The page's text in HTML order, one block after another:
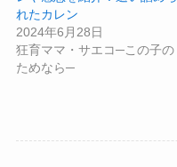
れたカレン
2024年6月28日
狂育ママ・サエコ─この子の
ためなら─